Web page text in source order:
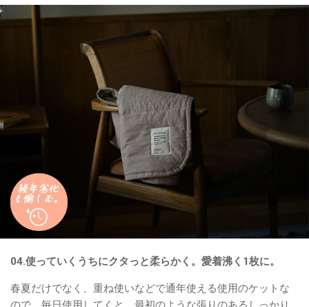
04.使っていくうちにクタっと柔らかく。愛着沸く1枚に。
春夏だけでなく、重ね使いなどで通年使える使用のケットな